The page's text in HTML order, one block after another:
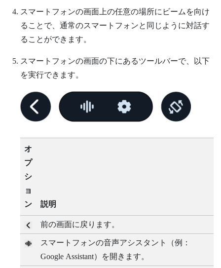
スマートフォンの画面上の任意の場所にビームを向け
ることで、通常のスマートフォンと同じように対話す
ることができます。
スマートフォンの画面の下にあるツールバーで、以下
を実行できます。
オ
プ
シ
ョ
ン
説明
前の画面に戻ります。
スマートフォンの音声アシスタント（例：
Google Assistant）を開きます。